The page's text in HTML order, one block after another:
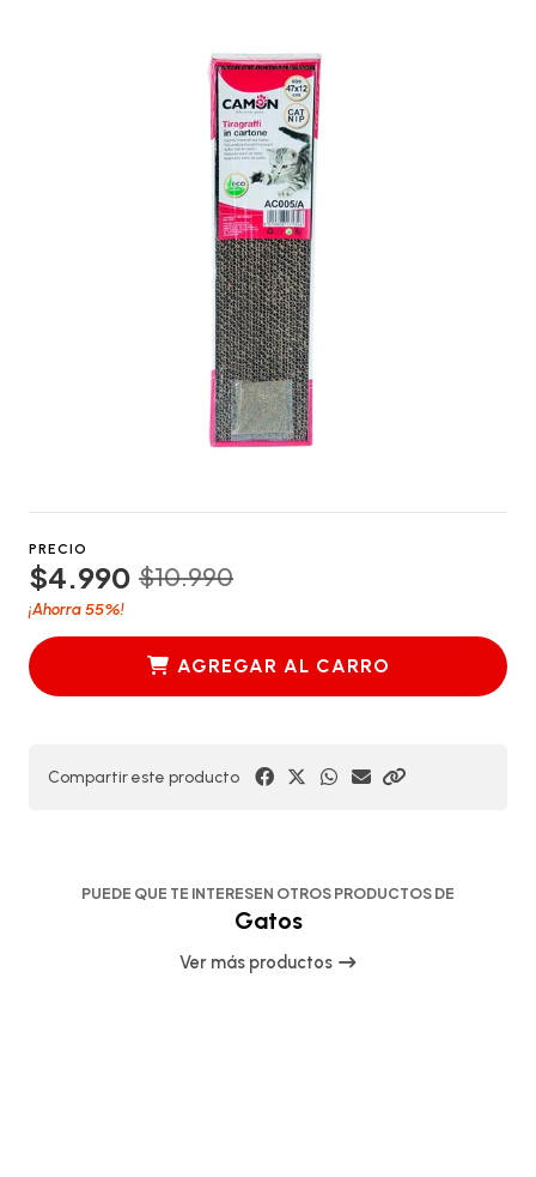
PRECIO
$4.990 $10.990
¡Ahorra55%!
AGREGAR AL CARRO
Compartir este producto
PUEDE QUE TE INTERESEN OTROS PRODUCTOS DE
Gatos
Ver más productos